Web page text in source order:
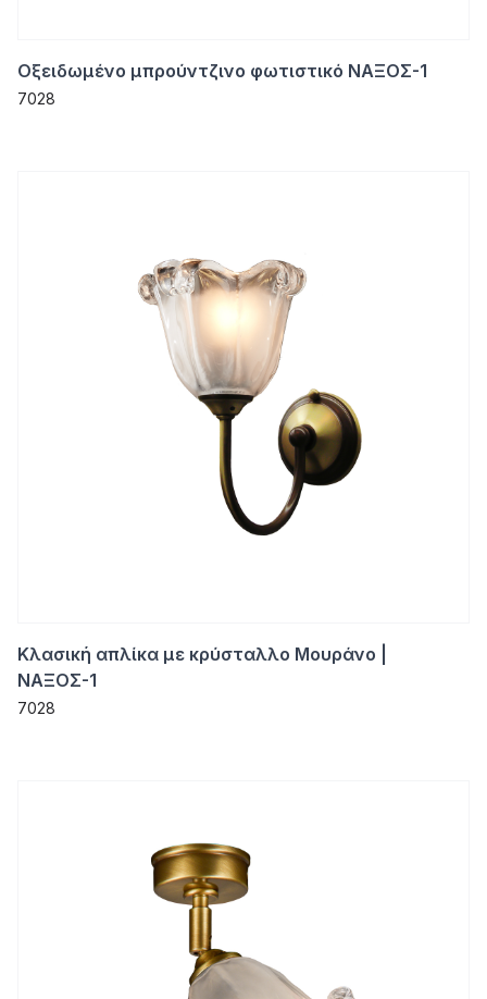
Οξειδωμένο μπρούντζινο φωτιστικό ΝΑΞΟΣ-1
7028
Κλασική απλίκα με κρύσταλλο Μουράνο |
ΝΑΞΟΣ-1
7028